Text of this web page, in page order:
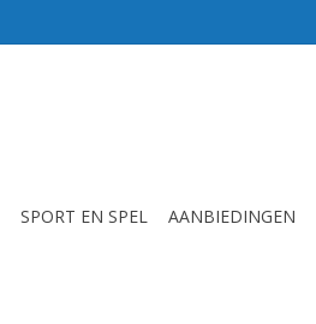
SPORT EN SPEL AANBIEDINGEN